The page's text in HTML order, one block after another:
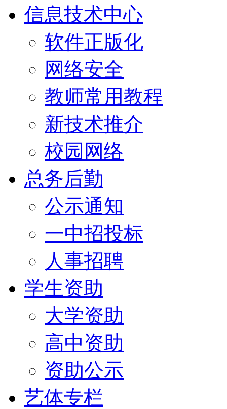
信息技术中心
软件正版化
网络安全
教师常用教程
新技术推介
校园网络
总务后勤
公示通知
一中招投标
人事招聘
学生资助
大学资助
高中资助
资助公示
艺体专栏